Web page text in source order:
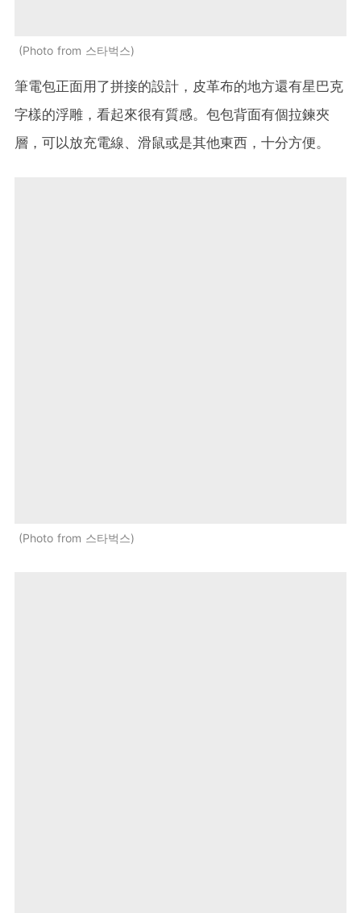
Photo from 스타벅스
筆電包正面用了拼接的設計，皮革布的地方還有星巴克
字樣的浮雕，看起來很有質感。包包背面有個拉鍊夾
層，可以放充電線、滑鼠或是其他東西，十分方便。
Photo from 스타벅스